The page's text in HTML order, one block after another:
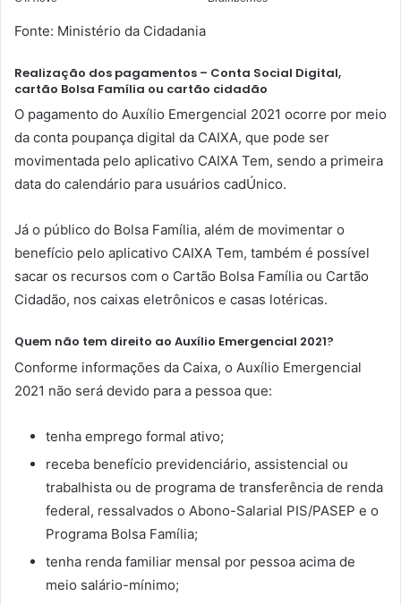
Fonte: Ministério da Cidadania
Realização dos pagamentos – Conta Social Digital,
cartão Bolsa Família ou cartão cidadão
O pagamento do Auxílio Emergencial 2021 ocorre por meio
da conta poupança digital da CAIXA, que pode ser
movimentada pelo aplicativo CAIXA Tem, sendo a primeira
data do calendário para usuários cadÚnico.
Já o público do Bolsa Família, além de movimentar o
benefício pelo aplicativo CAIXA Tem, também é possível
sacar os recursos com o Cartão Bolsa Família ou Cartão
Cidadão, nos caixas eletrônicos e casas lotéricas.
Quem não tem direito ao Auxílio Emergencial 2021?
Conforme informações da Caixa, o Auxílio Emergencial
2021 não será devido para a pessoa que:
tenha emprego formal ativo;
receba benefício previdenciário, assistencial ou
trabalhista ou de programa de transferência de renda
federal, ressalvados o Abono-Salarial PIS/PASEP e o
Programa Bolsa Família;
tenha renda familiar mensal por pessoa acima de
meio salário-mínimo;